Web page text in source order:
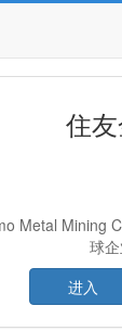
住
Metal Mining
球
进入